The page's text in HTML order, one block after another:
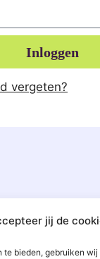
jij de
te bieden, gebruiken
Inloggen
vergeten?